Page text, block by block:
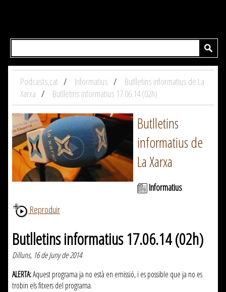
Podcasts.cat Informatius
Butlletins informatius de La
Xarxa
Butlletins informatius 17.06.14 (02h)
Butlletins
informatius de
La Xarxa
Informatius
Reproduir
Butlletins informatius 17.06.14 (02h)
Dilluns, 16 de Juny de 2014
ALERTA:Aquest programa ja no està en emissió, i es possible que ja no es
trobin els fitxers del programa.